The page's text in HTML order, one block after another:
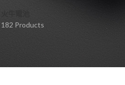
182 Products